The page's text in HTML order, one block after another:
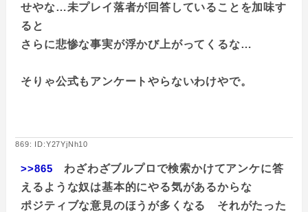
せやな…未プレイ落者が回答していることを加味す
ると
さらに悲惨な事実が浮かび上がってくるな…
そりゃ公式もアンケートやらないわけやで。
869: ID:Y27YjNh10
>>865 わざわざブルプロで検索かけてアンケに答
えるような奴は基本的にやる気があるからな
ポジティブな意見のほうが多くなる それがたった